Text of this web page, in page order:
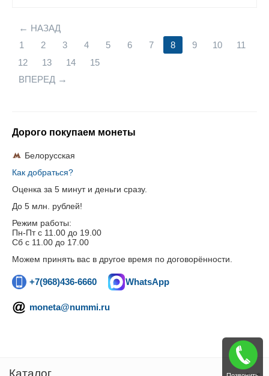
НАЗАД
1
2 3 4 5 6 7 8 9 10
11
12
13 14
15
ВПЕРЕД
Дорого покупаем монеты
Белорусская
Как добраться?
Оценка за 5 минут и деньги сразу.
До 5 млн. рублей!
Режим работы:
Пн-Пт c 11.00 до 19.00
Сб с 11.00 до 17.00
Можем принять вас в другое время по договорённости.
+7(968)436-6660 WhatsApp
moneta@nummi.ru
Каталог